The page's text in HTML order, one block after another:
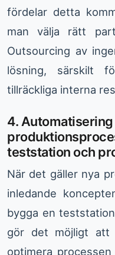
fördelar detta
man välja rätt
Outsourcing av
lösning, särskilt
tillräckliga interna
4. Automatisering
teststation och
När det gäller nya
inledande
bygga en
gör det möjligt att
optimera